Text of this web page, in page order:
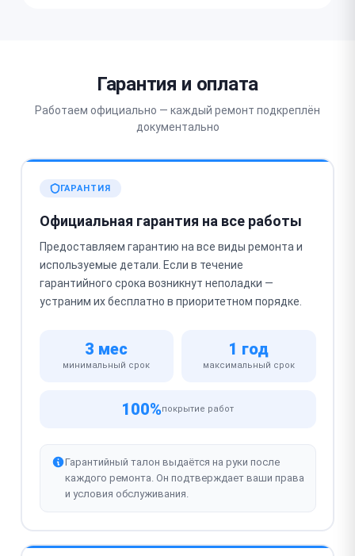
Гарантия и оплата
Работаем официально — каждый ремонт подкреплён
документально
ГАРАНТИЯ
Официальная гарантия на все работы
Предоставляем гарантию на все виды ремонта и
используемые детали. Если в течение
гарантийного срока возникнут неполадки —
устраним их бесплатно в приоритетном порядке.
3 мес
минимальный срок
1 год
максимальный срок
100%покрытие работ
Гарантийный талон выдаётся на руки после
каждого ремонта. Он подтверждает ваши права
и условия обслуживания.